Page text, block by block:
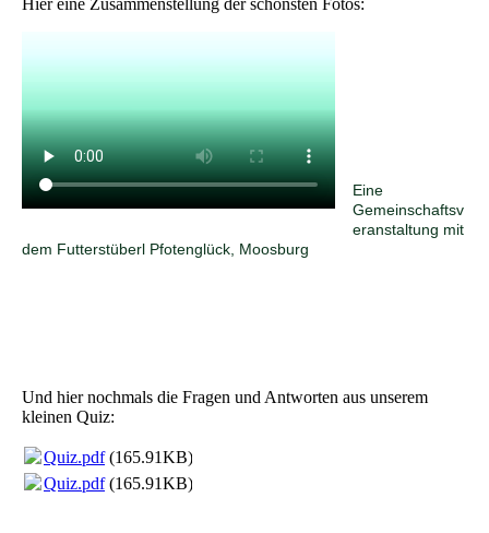
Hier eine Zusammenstellung der schönsten Fotos:
Eine
Gemeinschaftsv
eranstaltung mit
dem Futterstüberl Pfotenglück, Moosburg
Und hier nochmals die Fragen und Antworten aus unserem
kleinen Quiz:
Quiz.pdf(165.91KB)
Quiz.pdf(165.91KB)